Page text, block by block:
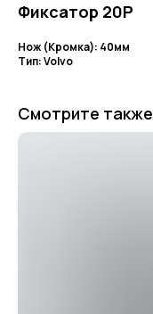
Фиксатор 20P
Нож (Кромка): 40мм
Тип: Volvo
Смотрите также